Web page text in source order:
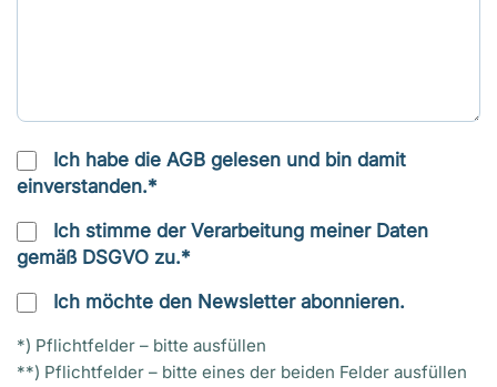
Ich habe die AGB gelesen und bin damit
einverstanden.*
Ich stimme der Verarbeitung meiner Daten
gemäß DSGVO zu.*
Ich möchte den Newsletter abonnieren.
*) Pflichtfelder – bitte ausfüllen
**) Pflichtfelder – bitte eines der beiden Felder ausfüllen